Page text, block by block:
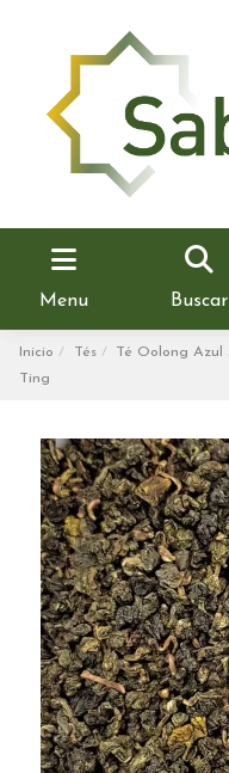
Menu Buscar
Inicio Tés Té Oolong Azul
Ting